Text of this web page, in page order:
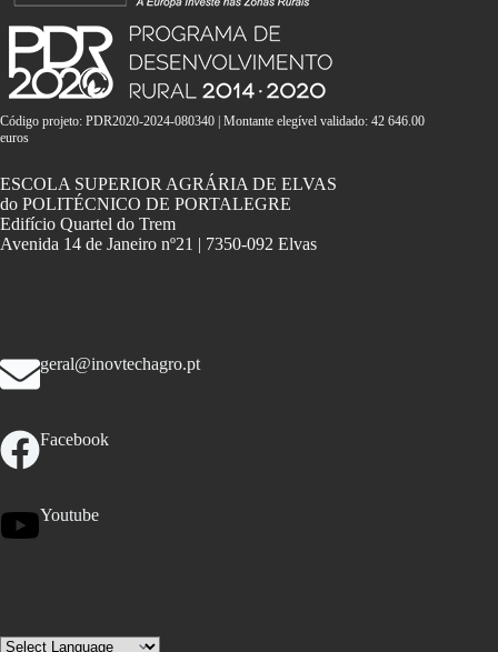
Código projeto: PDR2020-2024-080340 | Montante elegível validado: 42 646.00
euros
ESCOLA SUPERIOR AGRÁRIA DE ELVAS
do POLITÉCNICO DE PORTALEGRE
Edifício Quartel do Trem
Avenida 14 de Janeiro nº21 | 7350-092 Elvas
geral@inovtechagro.pt
Facebook
Youtube